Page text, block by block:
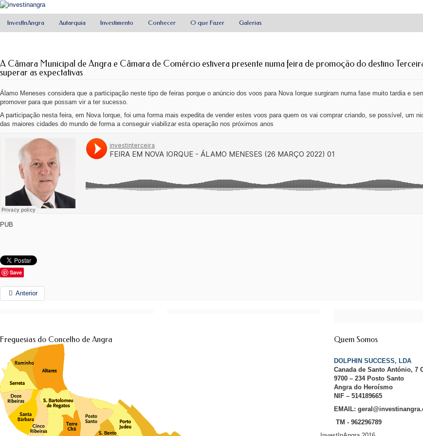
InvestInAngra Autarquia Investimento Conhecer O que Fazer Galerias
A Câmara Municipal de Angra e Câmara de Comércio estivera presente numa feira de promoção do destino
superar as expectativas
Álamo Meneses considera que a participação neste tipo de feiras porque o anúncio dos voos para Nova Iorque surgiram numa fase muito tardia e
promover para que possam vir a ter sucesso.
A participação nesta feira, em Nova Iorque, foi uma forma mais expedita de vender estes voos para quem os vai comprar criando, se possível, um
das maiores cidades do mundo de forma a conseguir viabilizar esta operação nos próximos anos
PUB
Save
Anterior
Freguesias do Concelho de Angra Quem Somos
DOLPHIN SUCCESS, LDA
Canada de Santo António, 7
9700 – 234 Posto Santo
Angra do Heroísmo
NIF – 514189665
EMAIL:
TM - 962296789